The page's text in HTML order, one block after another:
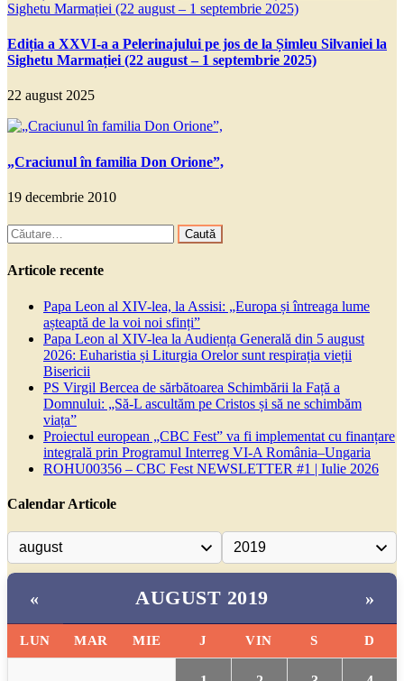
Ediția a XXVI-a a Pelerinajului pe jos de la Șimleu Silvaniei la
Sighetu Marmației (22 august – 1 septembrie 2025)
22 august 2025
„Craciunul în familia Don Orione”,
19 decembrie 2010
Caută
după:
Articole recente
Papa Leon al XIV-lea, la Assisi: „Europa și întreaga lume
așteaptă de la voi noi sfinți”
Papa Leon al XIV-lea la Audiența Generală din 5 august
2026: Euharistia și Liturgia Orelor sunt respirația vieții
Bisericii
PS Virgil Bercea de sărbătoarea Schimbării la Față a
Domnului: „Să-L ascultăm pe Cristos și să ne schimbăm
viața”
Proiectul european „CBC Fest” va fi implementat cu finanțare
integrală prin Programul Interreg VI-A România–Ungaria
ROHU00356 – CBC Fest NEWSLETTER #1 | Iulie 2026
Calendar Articole
« AUGUST 2019 »
LUN MAR MIE J VIN S D